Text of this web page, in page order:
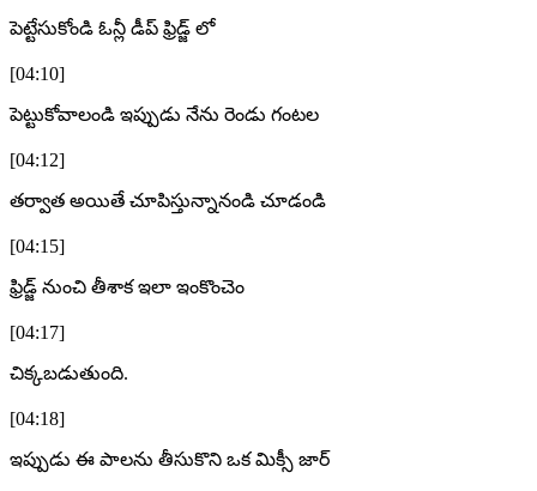
పెట్టేసుకోండి ఓన్లీ డీప్ ఫ్రిడ్జ్ లో
[04:10]
పెట్టుకోవాలండి ఇప్పుడు నేను రెండు గంటల
[04:12]
తర్వాత అయితే చూపిస్తున్నానండి చూడండి
[04:15]
ఫ్రిడ్జ్ నుంచి తీశాక ఇలా ఇంకొంచెం
[04:17]
చిక్కబడుతుంది.
[04:18]
ఇప్పుడు ఈ పాలను తీసుకొని ఒక మిక్సీ జార్